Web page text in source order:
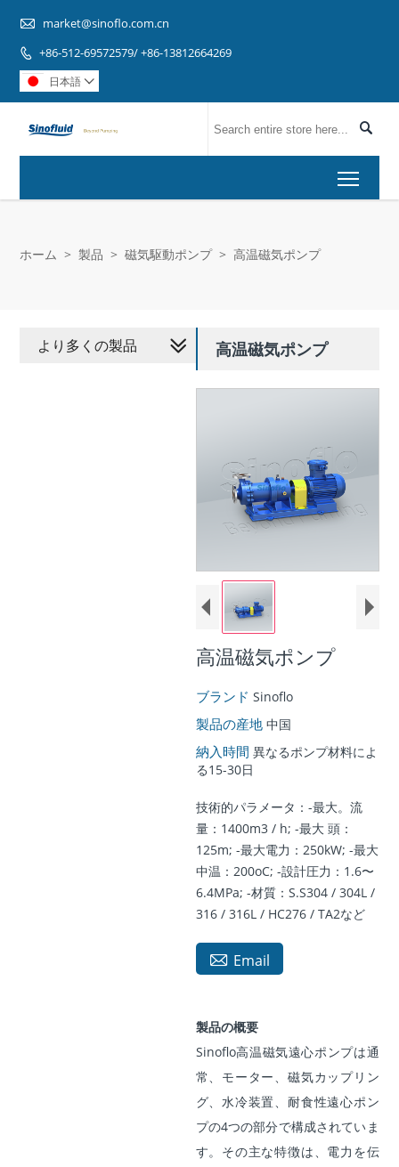
 market@sinoflo.com.cn
 +86-512-69572579/ +86-13812664269
日本語 

ホーム > 製品 > 磁気駆動ポンプ > 高温磁気ポンプ
高温磁気ポンプ
高温磁気ポンプ
ブランド Sinoflo
製品の産地 中国
納入時間 異なるポンプ材料によ
る15-30日
技術的パラメータ：-最大。流
量：1400m3 / h; -最大 頭：
125m; -最大電力：250kW; -最大
中温：200oC; -設計圧力：1.6〜
6.4MPa; -材質：S.S304 / 304L /
316 / 316L / HC276 / TA2など
 Email
製品の概要
Sinoflo高温磁気遠心ポンプは通
常、モーター、磁気カップリン
グ、水冷装置、耐食性遠心ポン
プの4つの部分で構成されていま
す。その主な特徴は、電力を伝
より多くの製品